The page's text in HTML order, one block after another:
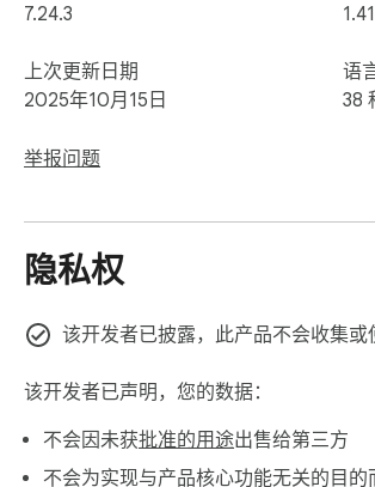
7.24.3
上次更新日期
2025年10月15日
举报问题
语
38
隐私权
该开发者已披露，此产品不会收集
该开发者已声明，您的数据：
不会因未获批准的用途出售给第三方
不会为实现与产品核心功能无关的目的